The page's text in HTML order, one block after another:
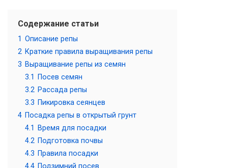
Содержание статьи
1 Описание репы
2 Краткие правила выращивания репы
3 Выращивание репы из семян
3.1
Посев семян
3.2 Рассада репы
3.3 Пикировка сеянцев
4 Посадка репы в открытый грунт
4.1
Время для посадки
4.2 Подготовка почвы
4.3 Правила посадки